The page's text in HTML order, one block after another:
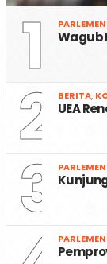
1 Wagub
2 BERITA,
UEA
3